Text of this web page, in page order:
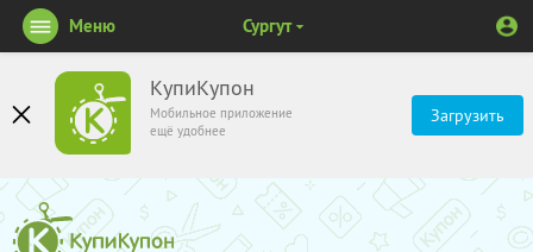
КупиКупон
Мобильное приложение
ещё удобнее
Загрузить
Меню Сургут